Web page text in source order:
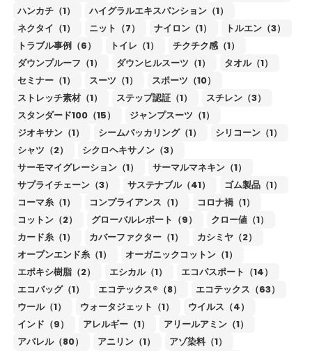
ハンカチ（1）
ハイグラルエキスパンション（1）
ネクタイ（1）
ニット（7） ナイロン（1）
トルエン（3）
トラブル事例（6）
トイレ（1）
チクチク感（1）
ダウンプルーフ（1）
ダウンヒルスーツ（1）
タオル（1）
セミナー（1）
スーツ（1）
スポーツ（10）
ストレッチ素材（1）
ステップ認証（1）
スチレン（3）
スタンダード100（15）
ジャンプスーツ（1）
ジオキサン（1）
シームパッカリング（1）
シリコーン（1）
シャツ（2）
シクロヘキサノン（3）
サーモマイグレーション（1）
サーマルマネキン（1）
サプライチェーン（3）
サステナブル（41）
ゴム製品（1）
コーマ糸（1）
コンプライアンス（1）
コロナ禍（1）
コットン（2）
グローバルレポート（9）
クロー値（1）
カード糸（1）
カバーファクター（1）
カシミヤ（2）
オープンエンド糸（1）
オーガニックコットン（1）
エポキシ樹脂（2）
エシカル（1）
エコパスポート（14）
エコバッグ（1）
エコテックス®（8）
エコテックス（63）
ウール（1）
ウォータジェット（1）
ウイルス（4）
インド（9）
アレルギー（1）
アリールアミン（1）
アパレル（80）
アニリン（1）
アゾ染料（1）